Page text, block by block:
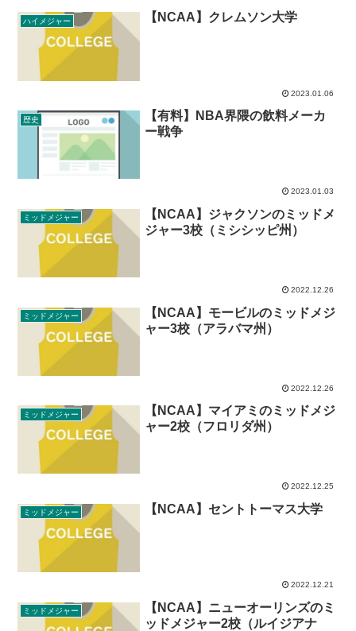
ハイメジャー 【NCAA】クレムソン大学
2023.01.06
歴史
【有料】NBA界隈の飲料メーカ
ー戦争
2023.01.03
ミッドメジャー
【NCAA】ジャクソンのミッドメ
ジャー3校（ミシシッピ州）
2022.12.26
ミッドメジャー
【NCAA】モービルのミッドメジ
ャー3校（アラバマ州）
2022.12.26
ミッドメジャー
【NCAA】マイアミのミッドメジ
ャー2校（フロリダ州）
2022.12.25
ミッドメジャー 【NCAA】セントトーマス大学
2022.12.21
ミッドメジャー
【NCAA】ニューオーリンズのミ
ッドメジャー2校（ルイジアナ